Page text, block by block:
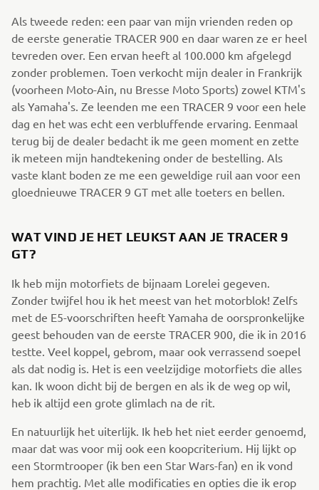
Als tweede reden: een paar van mijn vrienden reden op
de eerste generatie TRACER 900 en daar waren ze er heel
tevreden over. Een ervan heeft al 100.000 km afgelegd
zonder problemen. Toen verkocht mijn dealer in Frankrijk
(voorheen Moto-Ain, nu Bresse Moto Sports) zowel KTM's
als Yamaha's. Ze leenden me een TRACER 9 voor een hele
dag en het was echt een verbluffende ervaring. Eenmaal
terug bij de dealer bedacht ik me geen moment en zette
ik meteen mijn handtekening onder de bestelling. Als
vaste klant boden ze me een geweldige ruil aan voor een
gloednieuwe TRACER 9 GT met alle toeters en bellen.
WAT VIND JE HET LEUKST AAN JE TRACER 9
GT?
Ik heb mijn motorfiets de bijnaam Lorelei gegeven.
Zonder twijfel hou ik het meest van het motorblok! Zelfs
met de E5-voorschriften heeft Yamaha de oorspronkelijke
geest behouden van de eerste TRACER 900, die ik in 2016
testte. Veel koppel, gebrom, maar ook verrassend soepel
als dat nodig is. Het is een veelzijdige motorfiets die alles
kan. Ik woon dicht bij de bergen en als ik de weg op wil,
heb ik altijd een grote glimlach na de rit.
En natuurlijk het uiterlijk. Ik heb het niet eerder genoemd,
maar dat was voor mij ook een koopcriterium. Hij lijkt op
een Stormtrooper (ik ben een Star Wars-fan) en ik vond
hem prachtig. Met alle modificaties en opties die ik erop